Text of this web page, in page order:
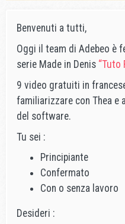
Benvenuti a tutti,
Oggi il team di Adebeo è
serie Made in Denis “Tuto
9 video gratuiti in
familiarizzare con Thea
del software.
Tu sei :
Principiante
Confermato
Con o senza lavoro
Desideri :